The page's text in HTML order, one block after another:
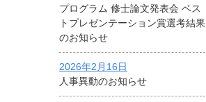
プログラム 修士論文発表会 ベス
トプレゼンテーション賞選考結果
のお知らせ
2026年2月16日
人事異動のお知らせ